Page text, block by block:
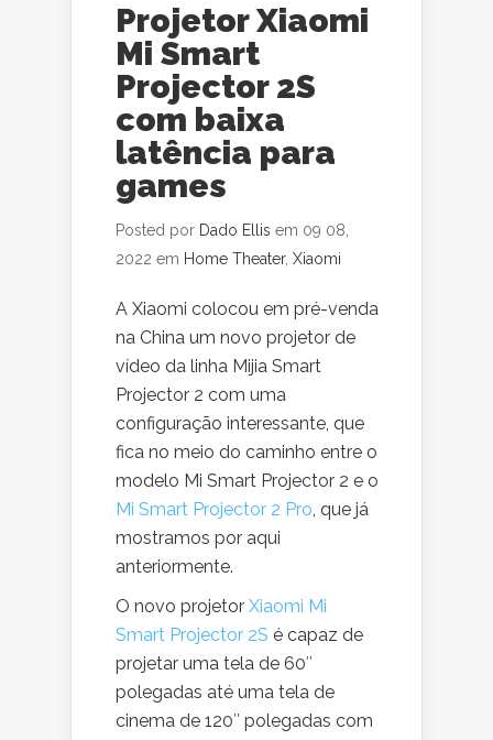
Projetor Xiaomi
Mi Smart
Projector 2S
com baixa
latência para
games
Posted por Dado Ellis em 09 08,
2022 em Home Theater, Xiaomi
A Xiaomi colocou em pré-venda
na China um novo projetor de
vídeo da linha Mijia Smart
Projector 2 com uma
configuração interessante, que
fica no meio do caminho entre o
modelo Mi Smart Projector 2 e o
Mi Smart Projector 2 Pro, que já
mostramos por aqui
anteriormente.
O novo projetor Xiaomi Mi
Smart Projector 2S é capaz de
projetar uma tela de 60″
polegadas até uma tela de
cinema de 120″ polegadas com